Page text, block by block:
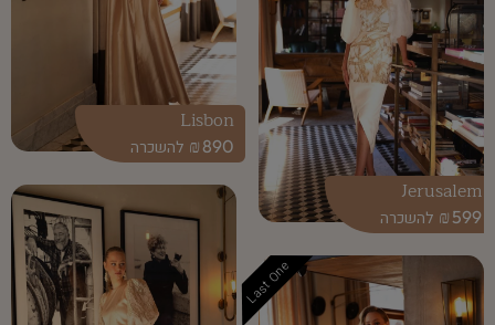
599
₪
Jerusalem
890
₪
Lisbon
Last One